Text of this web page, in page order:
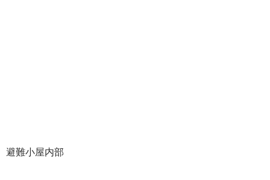
避難小屋内部